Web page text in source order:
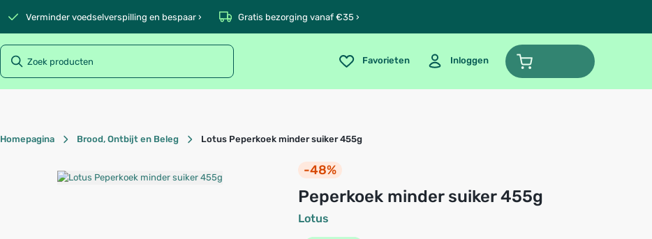
Verminder voedselverspilling en bespaar › Gratis bezorging vanaf €35 ›
Favorieten Inloggen
Homepagina Brood, Ontbijt en Beleg Lotus Peperkoek minder suiker 455g
-48%
Peperkoek minder suiker 455g
Lotus